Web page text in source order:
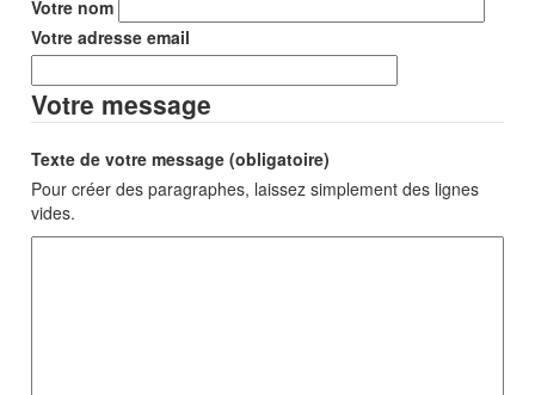
Votre nom
Votre adresse email
Votre message
Texte de votre message (obligatoire)
Pour créer des paragraphes, laissez simplement des lignes
vides.